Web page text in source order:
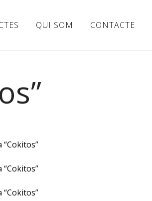
QUI SOM CONTACTE